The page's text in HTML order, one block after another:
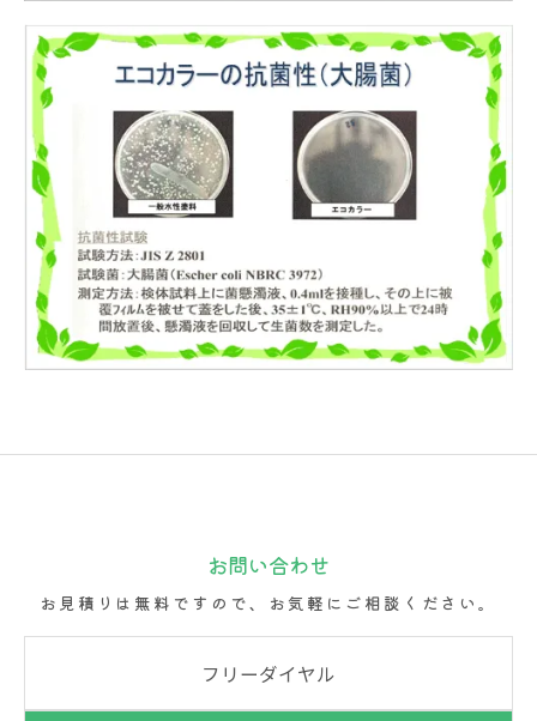
お問い合わせ
お見積りは無料ですので、お気軽にご相談ください。
フリーダイヤル